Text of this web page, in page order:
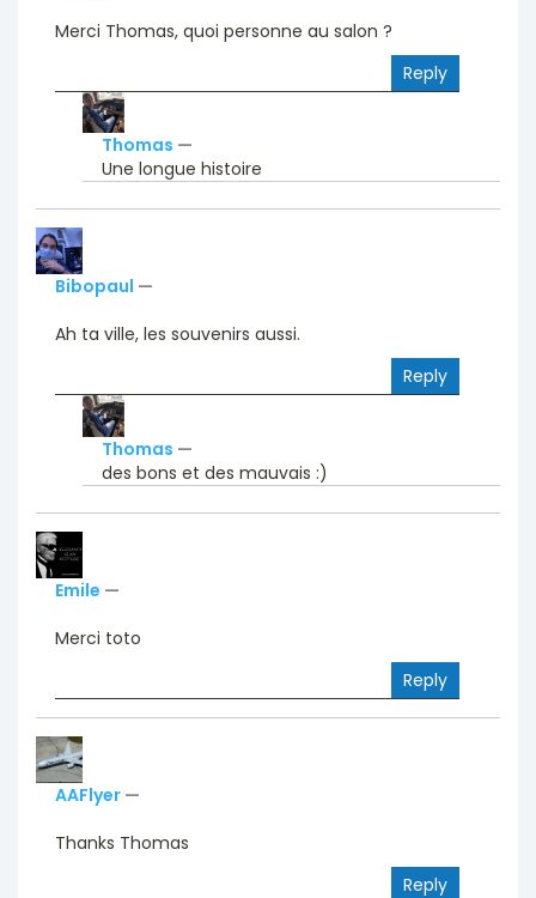
Merci Thomas, quoi personne au salon ?
Reply
Thomas —
Une longue histoire
Bibopaul —
Ah ta ville, les souvenirs aussi.
Reply
Thomas —
des bons et des mauvais :)
Emile —
Merci toto
Reply
AAFlyer —
Thanks Thomas
Reply